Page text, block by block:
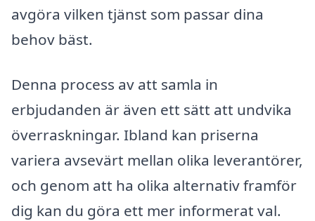
avgöra vilken tjänst som passar dina
behov bäst.
Denna process av att samla in
erbjudanden är även ett sätt att undvika
överraskningar. Ibland kan priserna
variera avsevärt mellan olika leverantörer,
och genom att ha olika alternativ framför
dig kan du göra ett mer informerat val.